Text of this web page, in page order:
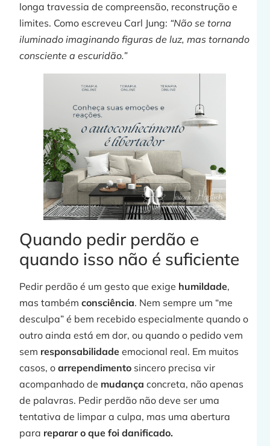
longa travessia de compreensão, reconstrução e
limites. Como escreveu Carl Jung: “Não se torna
iluminado imaginando figuras de luz, mas tornando
consciente a escuridão.”
Quando pedir perdão e
quando isso não é suficiente
Pedir perdão é um gesto que exige humildade,
mas tambémconsciência. Nem sempre um “me
desculpa” é bem recebido especialmente quando o
outro ainda está em dor, ou quando o pedido vem
sem responsabilidade emocional real. Em muitos
casos, oarrependimento sincero precisa vir
acompanhado de mudançaconcreta, não apenas
de palavras. Pedir perdão não deve ser uma
tentativa de limpar a culpa, mas uma abertura
para reparar o que foi danificado.